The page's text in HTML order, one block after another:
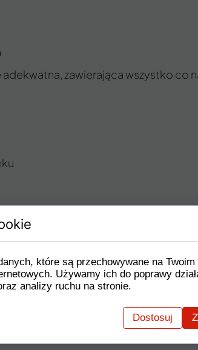
ZAMÓW
zawierająca wszystko co
które są przechowywane na
Używamy ich do poprawy
analizy ruchu na stronie.
Dostosuj